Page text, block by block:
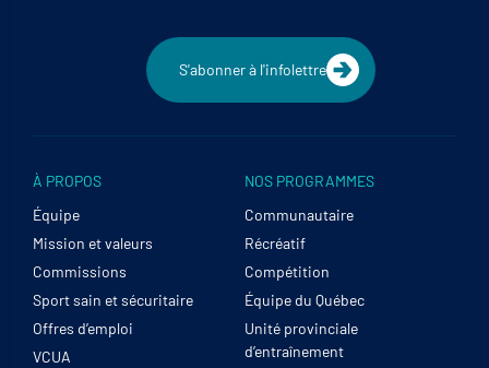
S'abonner à l'infolettre
À PROPOS
Équipe
Mission et valeurs
Commissions
Sport sain et sécuritaire
Offres d’emploi
VCUA
NOS PROGRAMMES
Communautaire
Récréatif
Compétition
Équipe du Québec
Unité provinciale
d’entraînement